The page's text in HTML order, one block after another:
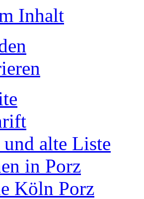
Inhalt
alte Liste
in Porz
Köln Porz